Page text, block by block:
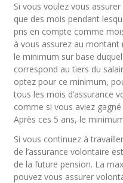
Si vous voulez vous
que des mois pendant
pris en compte comme
à vous assurez au montant
le minimum sur base
correspond au tiers du
optez pour ce minimum,
tous les mois d’assurance
comme si vous aviez
Après ces 5 ans, le
Si vous continuez à
de l’assurance volontaire
de la future pension. La
pouvez vous assurer